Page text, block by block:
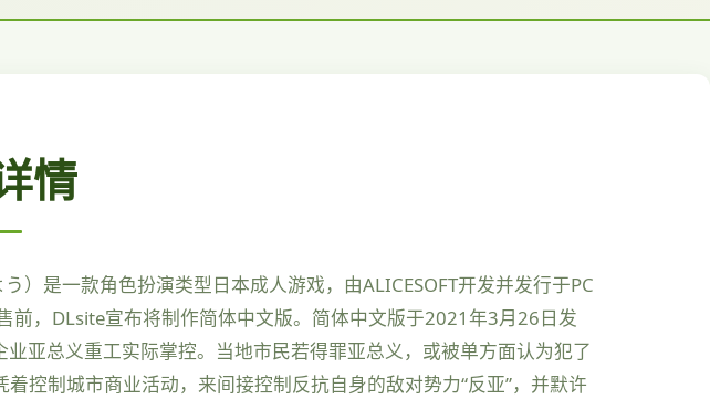
情
）是一款角色扮演类型日本成人游戏，由ALICESOFT开发并发行于PC
前，DLsite宣布将制作简体中文版。简体中文版于2021年3月26日发
亚总义重工实际掌控。当地市民若得罪亚总义，或被单方面认为犯了
控制城市商业活动，来间接控制反抗自身的敌对势力“反亚”，并默许